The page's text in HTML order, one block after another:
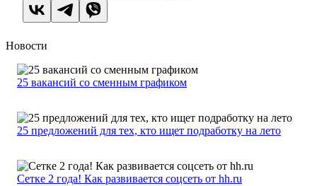
Новости
25 вакансий со сменным графиком
25 предложений для тех, кто ищет подработку на лето
Сетке 2 года! Как развивается соцсеть от hh.ru